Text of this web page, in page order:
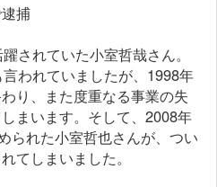
捕
されていた小室哲哉さん。
われていましたが、1998年
り、また度重なる事業の失
まいます。そして、2008年
られた小室哲也さんが、つい
てしまいました。